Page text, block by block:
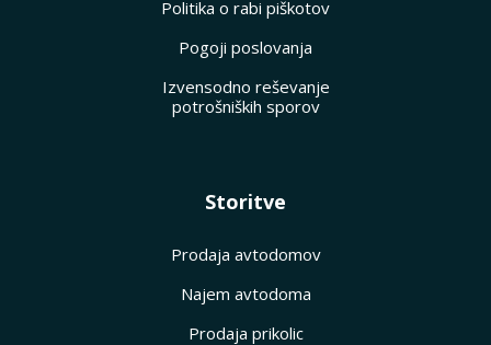
Politika o rabi piškotov
Pogoji poslovanja
Izvensodno reševanje
potrošniških sporov
Storitve
Prodaja avtodomov
Najem avtodoma
Prodaja prikolic